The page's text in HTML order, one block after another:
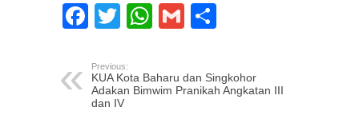
Facebook
TwitterWhatsApp
Gmail
Previous:
KUA Kota Baharu dan Singkohor
Adakan Bimwim Pranikah Angkatan III
dan IV